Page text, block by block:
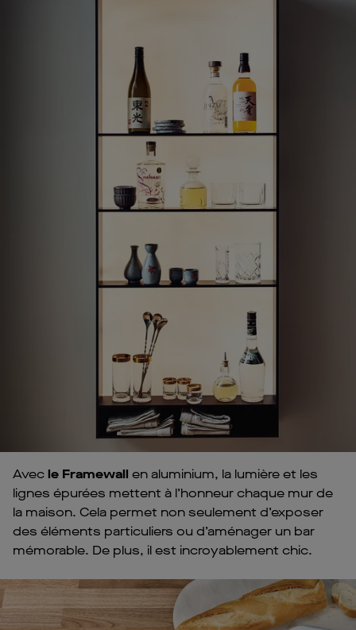
Avecle Framewall en aluminium, la lumière et les
lignes épurées mettent à l’honneur chaque mur de
la maison. Cela permet non seulement d’exposer
des éléments particuliers ou d’aménager un bar
mémorable. De plus, il est incroyablement chic.